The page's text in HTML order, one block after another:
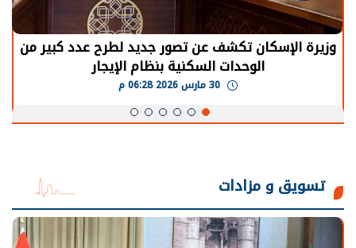
وزيرة الإسكان تكشف عن تصور جديد لطرح عدد كبير من
الوحدات السكنية بنظام الإيجار
تسويق و مزادات